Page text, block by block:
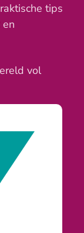
tips
vol